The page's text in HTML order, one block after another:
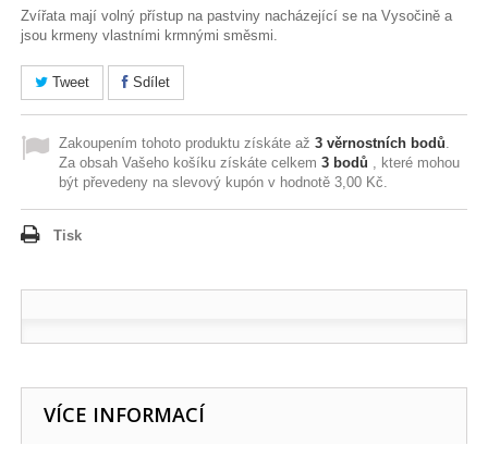
Zvířata mají volný přístup na pastviny nacházející se na Vysočině a
jsou krmeny vlastními krmnými směsmi.
Tweet Sdílet
Zakoupením tohoto produktu získáte až3 věrnostních bodů
Za obsah Vašeho košíku získáte celkem3 bodů , které mohou
být převedeny na slevový kupón v hodnotě3,00 Kč
Tisk
VÍCE INFORMACÍ